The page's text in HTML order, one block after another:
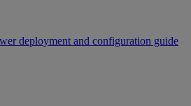
deployment and configuration guide